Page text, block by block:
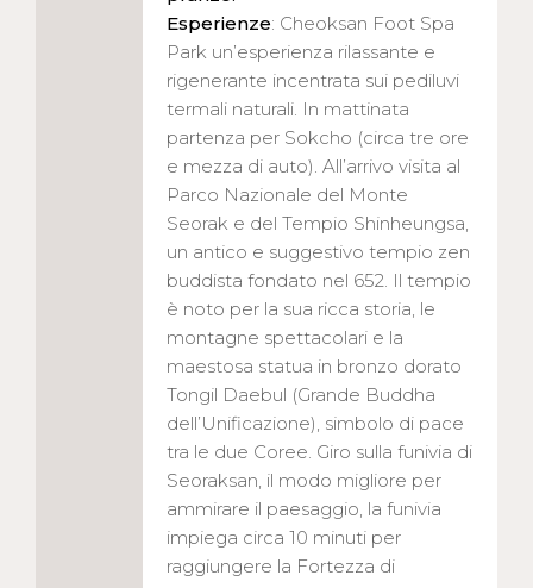
Esperienze: Cheoksan Foot Spa
Park un’esperienza rilassante e
rigenerante incentrata sui pediluvi
termali naturali. In mattinata
partenza per Sokcho (circa tre ore
e mezza di auto). All’arrivo visita al
Parco Nazionale del Monte
Seorak e del Tempio Shinheungsa,
un antico e suggestivo tempio zen
buddista fondato nel 652. Il tempio
è noto per la sua ricca storia, le
montagne spettacolari e la
maestosa statua in bronzo dorato
Tongil Daebul (Grande Buddha
dell’Unificazione), simbolo di pace
tra le due Coree. Giro sulla funivia di
Seoraksan, il modo migliore per
ammirare il paesaggio, la funivia
impiega circa 10 minuti per
raggiungere la Fortezza di